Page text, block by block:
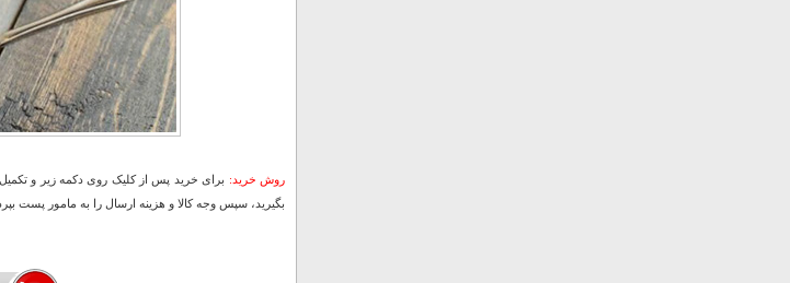
روش خرید: برای خرید پس از کلیک روی دکمه زیر و
بگیرید، سپس وجه کالا و هزینه ارسال را به مامور پست